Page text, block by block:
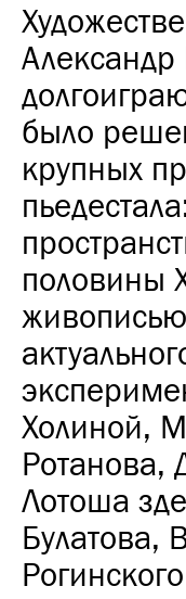
Александр
было
крупных
половины
Холиной,
Ротанова,
Лотоша
Булатова,